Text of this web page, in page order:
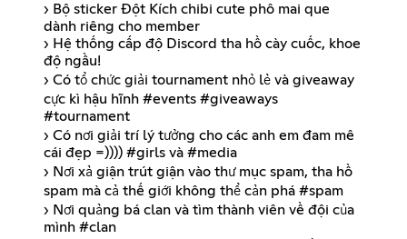
› Bộ sticker Đột Kích chibi cute phô mai que
dành riêng cho member
› Hệ thống cấp độ Discord tha hồ cày cuốc, khoe
độ ngầu!
› Có tổ chức giải tournament nhỏ lẻ và giveaway
cực kì hậu hĩnh #events #giveaways
#tournament
› Có nơi giải trí lý tưởng cho các anh em đam mê
cái đẹp =)))) #girls và #media
› Nơi xả giận trút giận vào thư mục spam, tha hồ
spam mà cả thế giới không thể cản phá #spam
› Nơi quảng bá clan và tìm thành viên về đội của
mình #clan